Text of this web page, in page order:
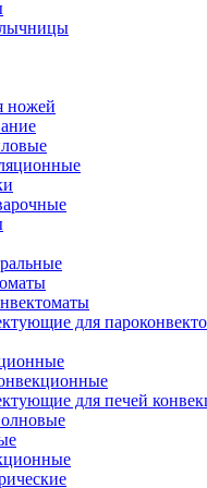
ножей
для
для печей